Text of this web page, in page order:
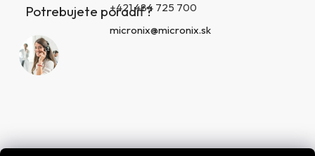
Potrebujete poradiť?+421 484 725 700
micronix@micronix.sk